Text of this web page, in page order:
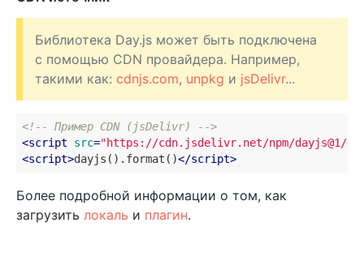
Библиотека Day.js может быть подключена
с помощью CDN провайдера. Например,
такими как: cdnjs.com, unpkg и jsDelivr...
<!-- Пример CDN (jsDelivr) -->
<script src="https://cdn.jsdelivr.net/npm/dayjs@1/
<script>dayjs().format()</script>
Более подробной информации о том, как
загрузить локаль и плагин.